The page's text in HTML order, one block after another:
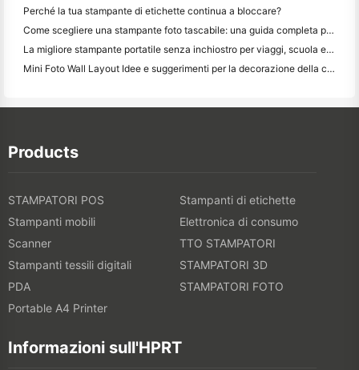
Perché la tua stampante di etichette continua a bloccare?
Come scegliere una stampante foto tascabile: una guida completa per gli utenti di giornali, viaggi e iPhone
La migliore stampante portatile senza inchiostro per viaggi, scuola e lavoro mobile: Hanin MT620 Pro Recensione
Mini Foto Wall Layout Idee e suggerimenti per la decorazione della camera da letto e del dormitorio
Products
STAMPATORI POS
Stampanti di etichette
Stampanti mobili
Elettronica di consumo
Scanner
TTO STAMPATORI
Stampanti tessili digitali
STAMPATORI 3D
PDA
STAMPATORI FOTO
Portable A4 Printer
Informazioni sull'HPRT